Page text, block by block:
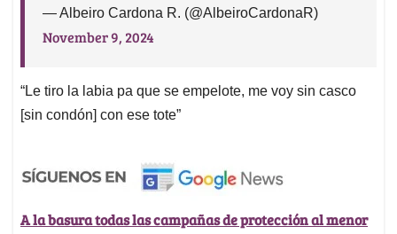
— Albeiro Cardona R. (@AlbeiroCardonaR)
November 9, 2024
“Le tiro la labia pa que se empelote, me voy sin casco
[sin condón] con ese tote”
A la basura todas las campañas de protección al menor